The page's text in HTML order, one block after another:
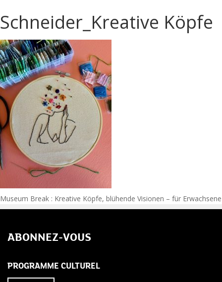
Schneider_Kreative Köpfe
Navigation
l’article
Museum Break : Kreative Köpfe, blühende Visionen – für Erwachsene
ABONNEZ-VOUS
PROGRAMME CULTUREL